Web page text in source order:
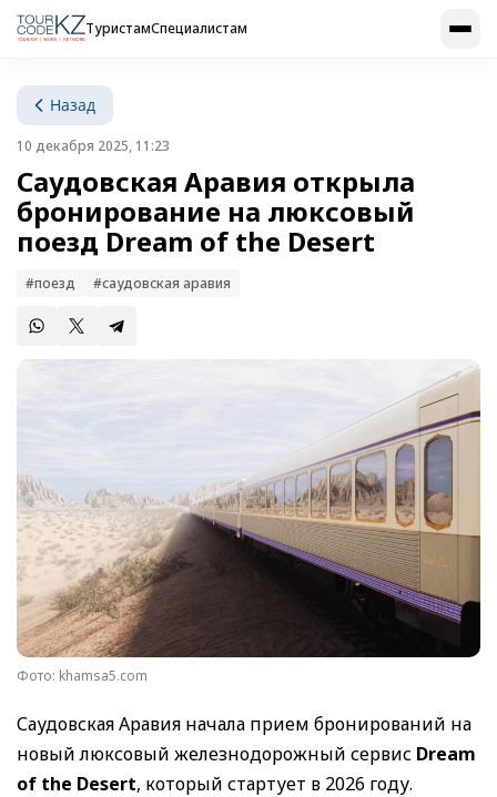
ТуристамСпециалистам
Назад
10 декабря 2025, 11:23
Саудовская Аравия открыла
бронирование на люксовый
поезд Dream of the Desert
#поезд #саудовская аравия
Фото: khamsa5.com
Саудовская Аравия начала прием бронирований на
новый люксовый железнодорожный сервис Dream
of the Desert, который стартует в 2026 году.